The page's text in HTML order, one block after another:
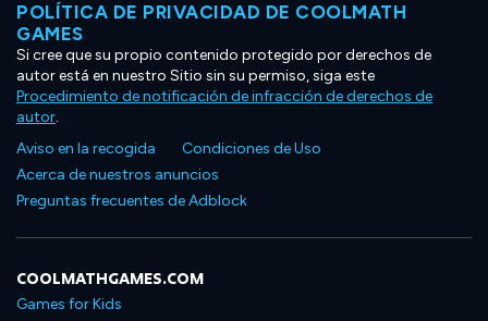
POLÍTICA DE PRIVACIDAD DE COOLMATH
GAMES
Si cree que su propio contenido protegido por derechos de
autor está en nuestro Sitio sin su permiso, siga este
Procedimiento de notificación de infracción de derechos de
autor.
Aviso en la recogida
Condiciones de Uso
Acerca de nuestros anuncios
Preguntas frecuentes de Adblock
COOLMATHGAMES.COM
Games for Kids